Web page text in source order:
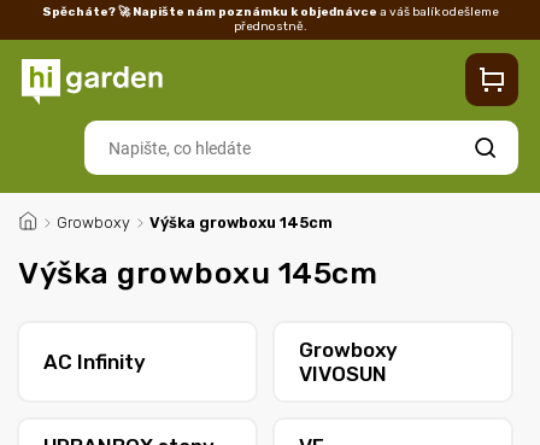
Spěcháte? 🚀 Napište nám poznámku k objednávce a váš balík odešleme
přednostně.
Vrácení/reklamace
Hledat
/ Growboxy / Výška growboxu 145cm
Výška growboxu 145cm
AC Infinity
Growboxy
VIVOSUN